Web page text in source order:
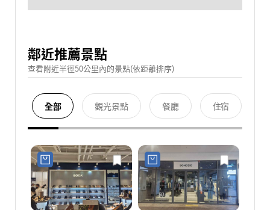
鄰近推薦景點
查看附近半徑50公里內的景點(依距離排序)
全部 觀光景點 餐廳 住宿